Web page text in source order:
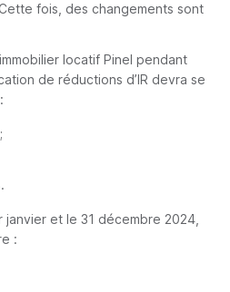
fois, des changements sont
locatif Pinel pendant
de réductions d’IR devra se
janvier et le 31 décembre 2024,
: